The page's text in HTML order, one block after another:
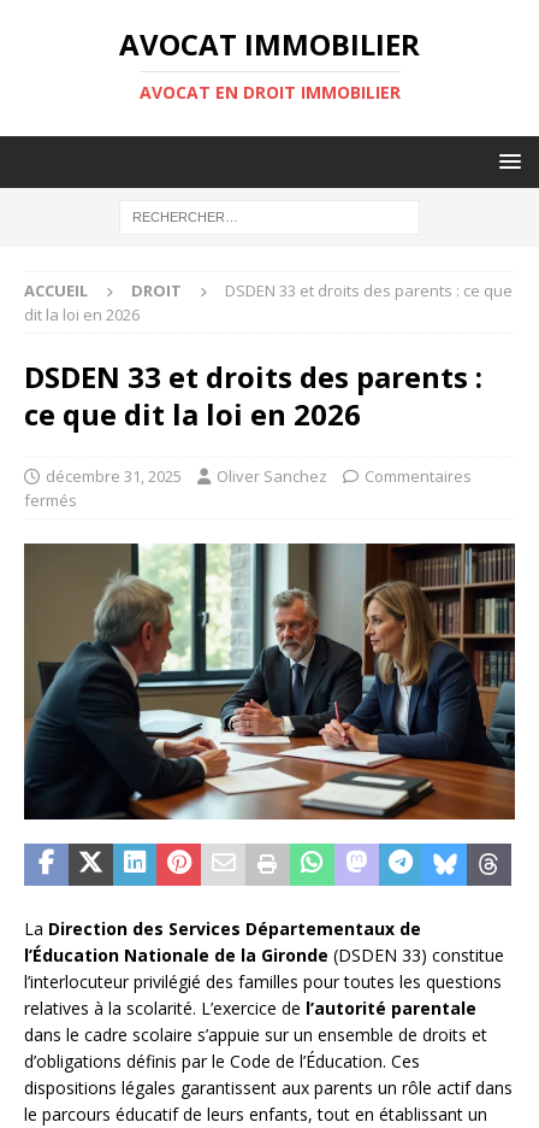
AVOCAT IMMOBILIER
AVOCAT EN DROIT IMMOBILIER
ACCUEIL DROIT
DSDEN 33 et droits des parents : ce que
dit la loi en 2026
DSDEN 33 et droits des parents :
ce que dit la loi en 2026
décembre 31, 2025 Oliver Sanchez
Commentaires
fermés
La Direction des Services Départementaux de
l’Éducation Nationale de la Gironde (DSDEN 33) constitue
l’interlocuteur privilégié des familles pour toutes les questions
relatives à la scolarité. L’exercice de l’autorité parentale
dans le cadre scolaire s’appuie sur un ensemble de droits et
d’obligations définis par le Code de l’Éducation. Ces
dispositions légales garantissent aux parents un rôle actif dans
le parcours éducatif de leurs enfants, tout en établissant un